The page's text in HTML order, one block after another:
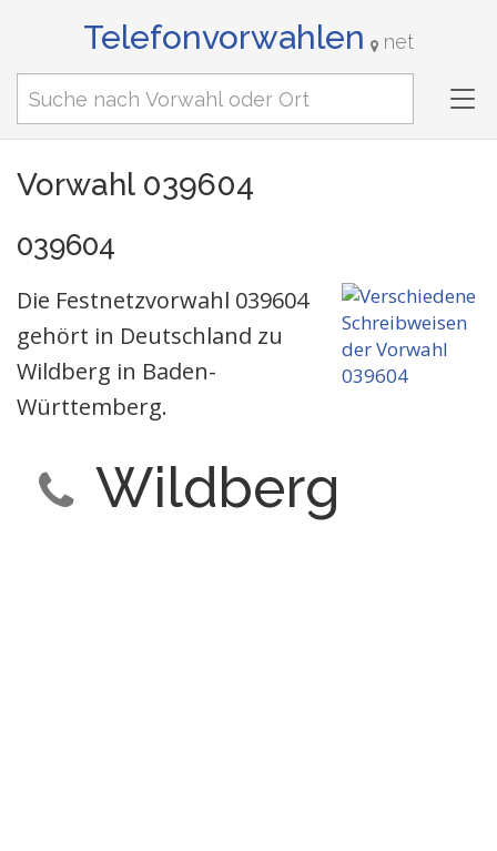
Telefonvorwahlen net
Vorwahl 039604
039604
Die Festnetzvorwahl 039604
gehört in Deutschland zu
Wildberg in Baden-
Württemberg.
Wildberg